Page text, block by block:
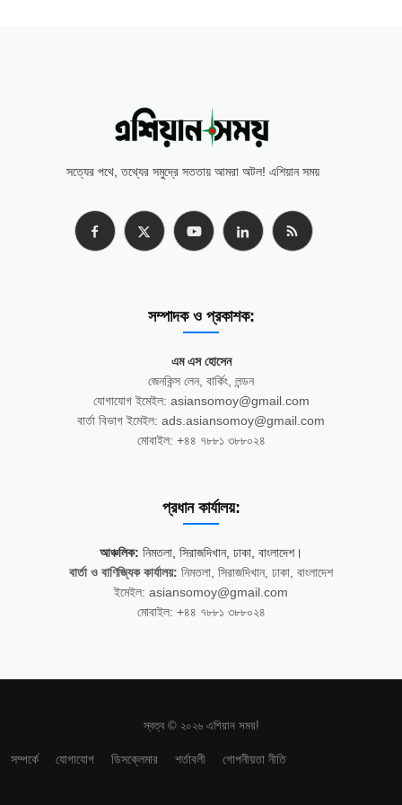
সত্যের পথে, তথ্যের সমুদ্রে সততায় আমরা অটল! এশিয়ান সময়
সম্পাদক ও প্রকাশক:
এম এস হোসেন
জেনকিন্স লেন, বার্কিং, লন্ডন
যোগাযোগ ইমেইল: asiansomoy@gmail.com
বার্তা বিভাগ ইমেইল: ads.asiansomoy@gmail.com
মোবাইল: +৪৪ ৭৮৮১ ৩৮৮০২৪
প্রধান কার্যালয়:
আঞ্চলিক: নিমতলা, সিরাজদিখান, ঢাকা, বাংলাদেশ।
বার্তা ও বাণিজ্যিক কার্যালয়: নিমতলা, সিরাজদিখান, ঢাকা, বাংলাদেশ
ইমেইল: asiansomoy@gmail.com
মোবাইল: +৪৪ ৭৮৮১ ৩৮৮০২৪
স্বত্ব © ২০২৬ এশিয়ান সময়!
সম্পর্কে যোগাযোগ ডিসক্লেমার শর্তাবলী গোপনীয়তা নীতি